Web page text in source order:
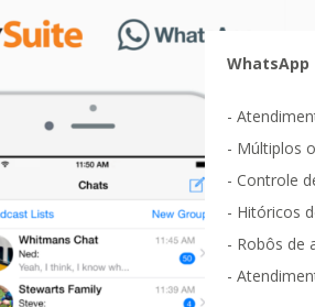
WhatsApp
-
- Múltiplos
- Controle
- Hitóricos
- Robôs de
-